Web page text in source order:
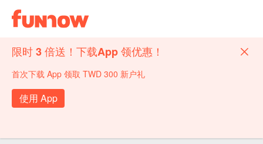
限时 3 倍送！下载App 领优惠！
首次下载 App 领取 TWD 300 新户礼
使用 App